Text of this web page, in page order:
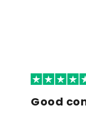
Good